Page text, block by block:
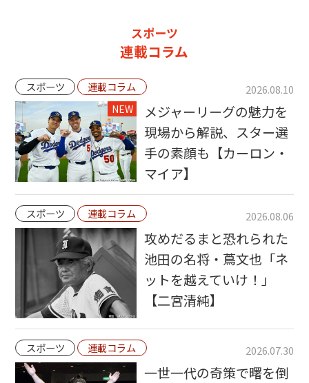
スポーツ
連載コラム
スポーツ 連載コラム 2026.08.10
NEW
メジャーリーグの魅力を
現場から解説、スター選
手の素顔も【カーロン・
マイア】
スポーツ 連載コラム 2026.08.06
攻めだるまと恐れられた
池田の名将・蔦文也「ネ
ットを越えていけ！」
【二宮清純】
スポーツ 連載コラム 2026.07.30
一世一代の奇策で曙を倒